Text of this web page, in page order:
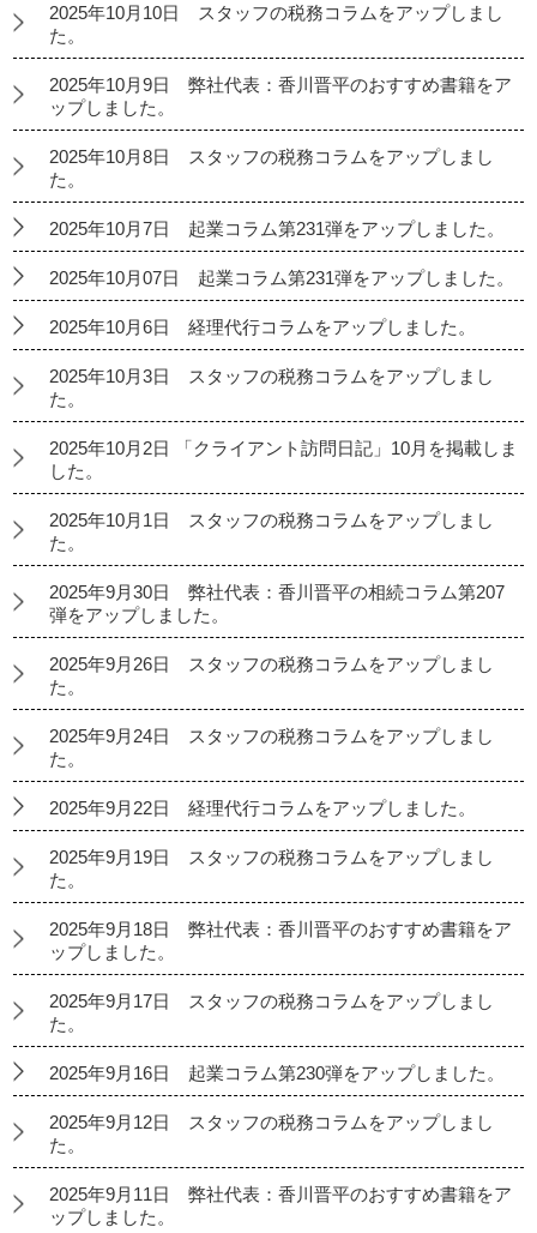
2025年10月10日 スタッフの税務コラムをアップしまし
た。
2025年10月9日 弊社代表：香川晋平のおすすめ書籍をア
ップしました。
2025年10月8日 スタッフの税務コラムをアップしまし
た。
2025年10月7日 起業コラム第231弾をアップしました。
2025年10月07日 起業コラム第231弾をアップしました。
2025年10月6日 経理代行コラムをアップしました。
2025年10月3日 スタッフの税務コラムをアップしまし
た。
2025年10月2日 「クライアント訪問日記」10月を掲載しま
した。
2025年10月1日 スタッフの税務コラムをアップしまし
た。
2025年9月30日 弊社代表：香川晋平の相続コラム第207
弾をアップしました。
2025年9月26日 スタッフの税務コラムをアップしまし
た。
2025年9月24日 スタッフの税務コラムをアップしまし
た。
2025年9月22日 経理代行コラムをアップしました。
2025年9月19日 スタッフの税務コラムをアップしまし
た。
2025年9月18日 弊社代表：香川晋平のおすすめ書籍をア
ップしました。
2025年9月17日 スタッフの税務コラムをアップしまし
た。
2025年9月16日 起業コラム第230弾をアップしました。
2025年9月12日 スタッフの税務コラムをアップしまし
た。
2025年9月11日 弊社代表：香川晋平のおすすめ書籍をア
ップしました。